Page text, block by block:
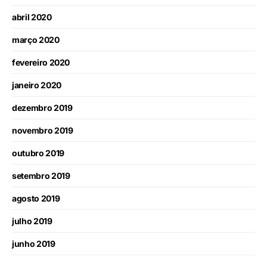
abril 2020
março 2020
fevereiro 2020
janeiro 2020
dezembro 2019
novembro 2019
outubro 2019
setembro 2019
agosto 2019
julho 2019
junho 2019